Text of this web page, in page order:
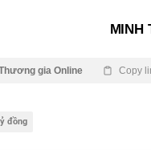
MINH
gia Online Copy
đồng